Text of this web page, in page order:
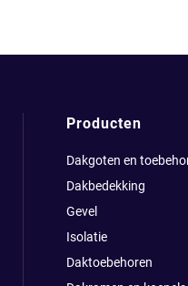
Producten
Dakgoten en
Dakbedekking
Gevel
Isolatie
Daktoebehoren